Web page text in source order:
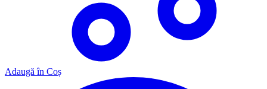
Adaugă în Coș